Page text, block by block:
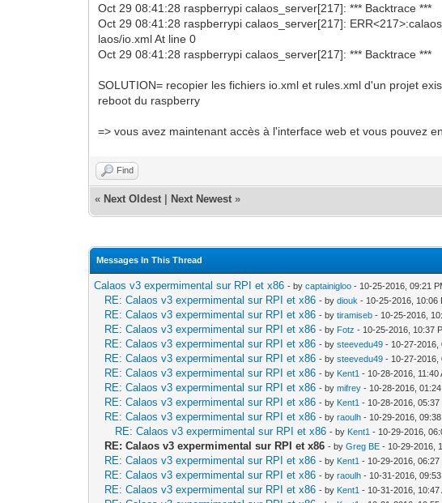
Oct 29 08:41:28 raspberrypi calaos_server[217]: *** Backtrace ***
Oct 29 08:41:28 raspberrypi calaos_server[217]:
laos/io.xml At line 0
Oct 29 08:41:28 raspberrypi calaos_server[217]: *** Backtrace ***
SOLUTION= recopier les fichiers io.xml et rules.xml d'un projet
reboot du raspberry
=> vous avez maintenant accès à l'interface web et vous pouvez
Find
« Next Oldest Next Newest »
Messages In This Thread
Calaos v3 expermimental sur RPI et x86 - bycaptainigloo - 10-25-2016, 09:21
RE: Calaos v3 expermimental sur RPI et x86 - bydiouk - 10-25-2016, 10:06
RE: Calaos v3 expermimental sur RPI et x86 - bytiramiseb - 10-25-2016,
RE: Calaos v3 expermimental sur RPI et x86 - by Fotz - 10-25-2016, 10:37
RE: Calaos v3 expermimental sur RPI et x86 - bysteevedu49 - 10-27-2016,
RE: Calaos v3 expermimental sur RPI et x86 - bysteevedu49 - 10-27-2016,
RE: Calaos v3 expermimental sur RPI et x86 - by Kent1 - 10-28-2016, 11:40
RE: Calaos v3 expermimental sur RPI et x86 - bymifrey - 10-28-2016,
RE: Calaos v3 expermimental sur RPI et x86 - by Kent1 - 10-28-2016, 05:37
RE: Calaos v3 expermimental sur RPI et x86 - byraoulh - 10-29-2016, 09:38
RE: Calaos v3 expermimental sur RPI et x86 - by Kent1 - 10-29-2016,
RE: Calaos v3 expermimental sur RPI et x86 - byGreg BE - 10-29-2016,
RE: Calaos v3 expermimental sur RPI et x86 - by Kent1 - 10-29-2016, 06:27
RE: Calaos v3 expermimental sur RPI et x86 - byraoulh - 10-31-2016, 09:53
RE: Calaos v3 expermimental sur RPI et x86 - by Kent1 - 10-31-2016, 10:47